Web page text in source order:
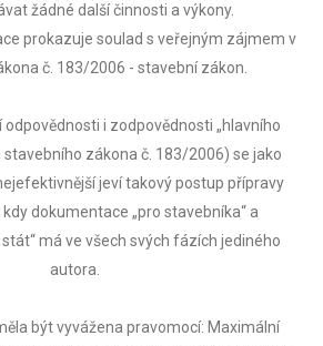
žádné další činnosti a výkony.
prokazuje soulad s veřejným zájmem v
č. 183/2006 - stavební zákon.
i zodpovědnosti „hlavního
zákona č. 183/2006) se jako
jeví takový postup přípravy
dokumentace „pro stavebníka“ a
má ve všech svých fázích jediného
autora.
být vyvážena pravomocí: Maximální